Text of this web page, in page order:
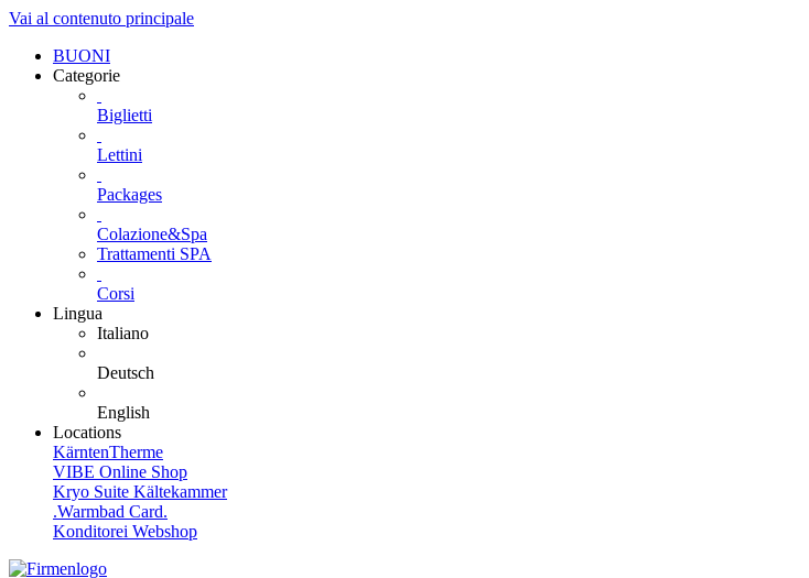
Vai al contenuto principale
BUONI
Categorie
Biglietti
Lettini
Packages
Colazione&Spa
Trattamenti SPA
Corsi
Lingua
Italiano
Deutsch
English
Locations
KärntenTherme
VIBE Online Shop
Kryo Suite Kältekammer
.Warmbad Card.
Konditorei Webshop